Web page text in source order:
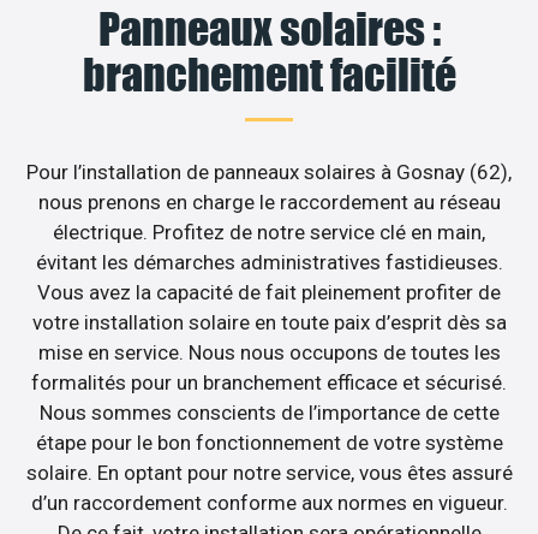
Panneaux solaires :
branchement facilité
Pour l’installation de panneaux solaires à Gosnay (62),
nous prenons en charge le raccordement au réseau
électrique. Profitez de notre service clé en main,
évitant les démarches administratives fastidieuses.
Vous avez la capacité de fait pleinement profiter de
votre installation solaire en toute paix d’esprit dès sa
mise en service. Nous nous occupons de toutes les
formalités pour un branchement efficace et sécurisé.
Nous sommes conscients de l’importance de cette
étape pour le bon fonctionnement de votre système
solaire. En optant pour notre service, vous êtes assuré
d’un raccordement conforme aux normes en vigueur.